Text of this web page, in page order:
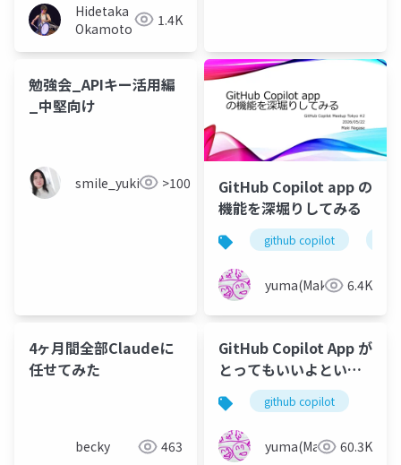
Hidetaka
Okamoto
1.4K
勉強会_APIキー活用編
_中堅向け
smile_yukiko_it>100
GitHub Copilot app の
機能を深堀りしてみる
github copilot
yuma(Maki) 6.4K
4ヶ月間全部Claudeに
任せてみた
becky 463
GitHub Copilot App が
とってもいいよという
話
github copilot
yuma(Maki) 60.3K